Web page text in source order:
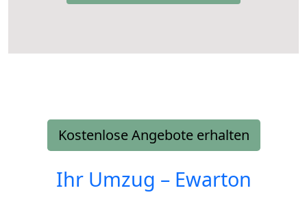
Kostenlose Angebote erhalten
Ihr Umzug – Ewarton